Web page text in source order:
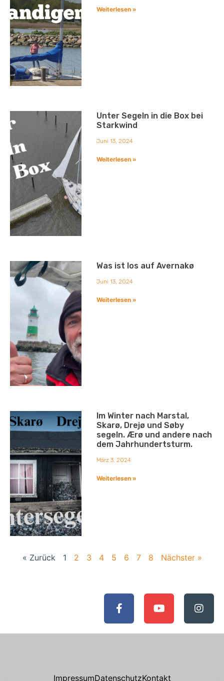
Weiterlesen »
Unter Segeln in die Box bei
Starkwind
Juni 13, 2024
Weiterlesen »
Was ist los auf Avernakø
Juni 13, 2024
Weiterlesen »
Im Winter nach Marstal,
Skarø, Drejø und Søby
segeln. Ærø und andere nach
dem Jahrhundertsturm.
März 3, 2024
Weiterlesen »
« Zurück 1 2 3 4 5 6 7 8 Nächster »
ImpressumDatenschutzKontakt